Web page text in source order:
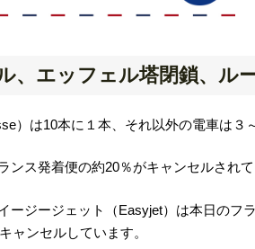
、エッフェル塔閉鎖、ル
）は10本に１本、それ以外の電車は３
ス発着便の約20％がキャンセルされて
ージージェット（Easyjet）は本日のフ
ャンセルしています。